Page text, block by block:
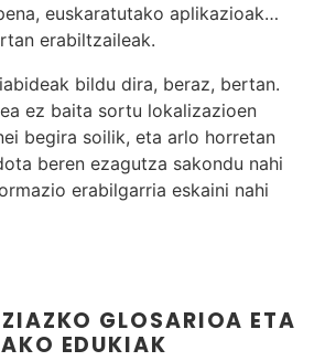
euskaratutako aplikazioak…
erabiltzaileak.
bildu dira, beraz, bertan.
ez baita sortu lokalizazioen
begira soilik, eta arlo horretan
beren ezagutza sakondu nahi
erabilgarria eskaini nahi
GLOSARIOA ETA
EDUKIAK